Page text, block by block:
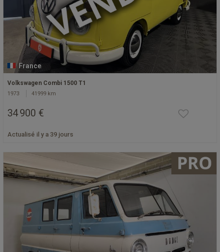
France
Volkswagen Combi 1500 T1
1973 41999 km
34 900 €
Actualisé il y a 39 jours